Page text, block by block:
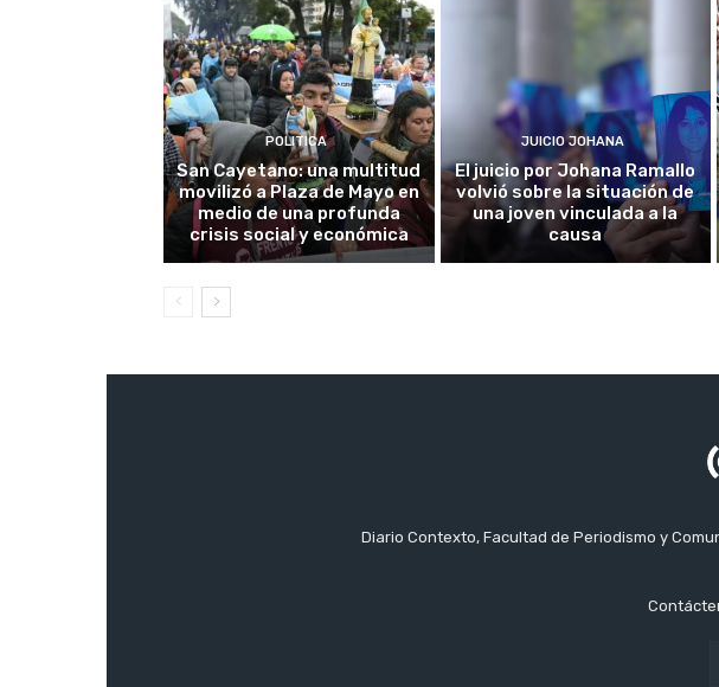
POLITICA
San Cayetano: una multitud
movilizó a Plaza de Mayo en
medio de una profunda
crisis social y económica
JUICIO JOHANA
El juicio por Johana Ramallo
volvió sobre la situación de
una joven vinculada a la
causa
Diario Contexto, Facultad de Periodismo y